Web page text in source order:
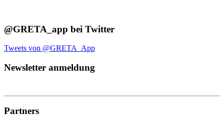
@GRETA_app bei Twitter
Tweets von @GRETA_App
Newsletter anmeldung
Partners